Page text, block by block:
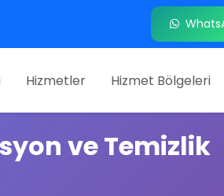
Hizmetler Hizmet Bölgeleri
ve Temizlik